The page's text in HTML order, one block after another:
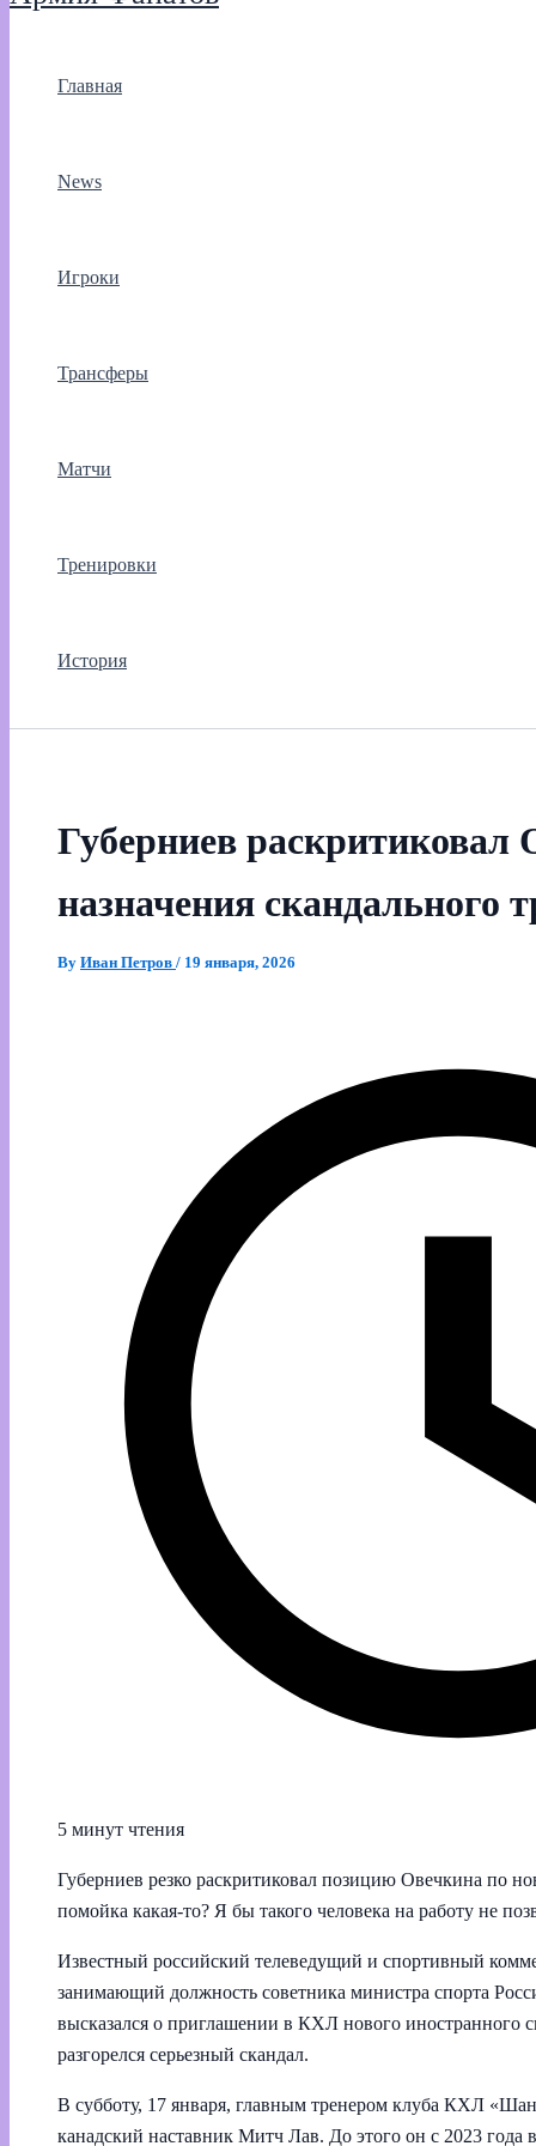
Главная
News
Игроки
Трансферы
Матчи
Тренировки
История
Губерниев раскритиковал
назначения скандального
By Иван Петров / 19 января, 2026
5 минут чтения
Губерниев резко раскритиковал позицию Овечкина по
помойка какая‑то? Я бы такого человека на работу не
Известный российский телеведущий и спортивный
занимающий должность советника министра спорта
высказался о приглашении в КХЛ нового иностранного
разгорелся серьезный скандал.
В субботу, 17 января, главным тренером клуба КХЛ
канадский наставник Митч Лав. До этого он с 2023